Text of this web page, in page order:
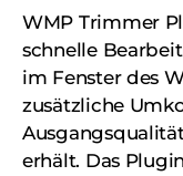
WMP Trimmer
schnelle
im Fenster des
zusätzliche
erhält. Das